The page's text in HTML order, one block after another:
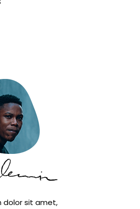
dolor sit amet,